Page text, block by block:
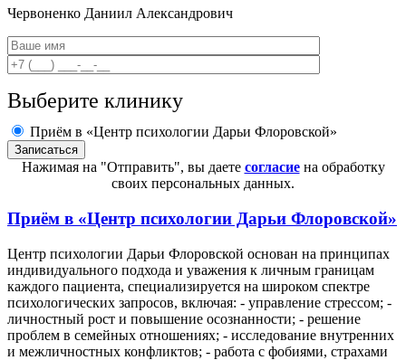
Червоненко Даниил Александрович
Выберите клинику
Приём в «Центр психологии Дарьи Флоровской»
Нажимая на "Отправить", вы даете согласиена обработку
своих персональных данных.
Приём в «Центр психологии Дарьи Флоровской»
Центр психологии Дарьи Флоровской основан на принципах
индивидуального подхода и уважения к личным границам
каждого пациента, специализируется на широком спектре
психологических запросов, включая: - управление стрессом; -
личностный рост и повышение осознанности; - решение
проблем в семейных отношениях; - исследование внутренних
и межличностных конфликтов; - работа с фобиями, страхами